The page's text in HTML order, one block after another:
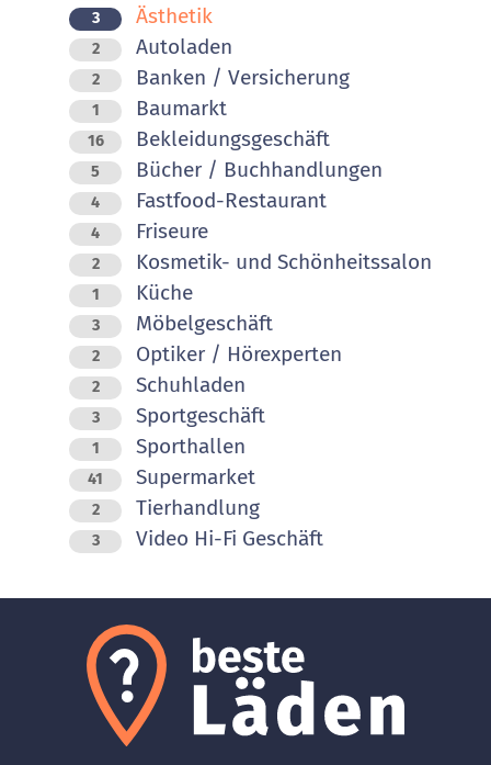
3 Ästhetik
2 Autoladen
2 Banken / Versicherung
1 Baumarkt
16 Bekleidungsgeschäft
5 Bücher / Buchhandlungen
4 Fastfood-Restaurant
4 Friseure
2 Kosmetik- und Schönheitssalon
1 Küche
3 Möbelgeschäft
2 Optiker / Hörexperten
2 Schuhladen
3 Sportgeschäft
1 Sporthallen
41 Supermarket
2 Tierhandlung
3 Video Hi-Fi Geschäft